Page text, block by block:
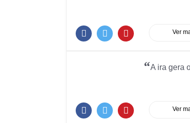
Ver
“A ira gera
Ver